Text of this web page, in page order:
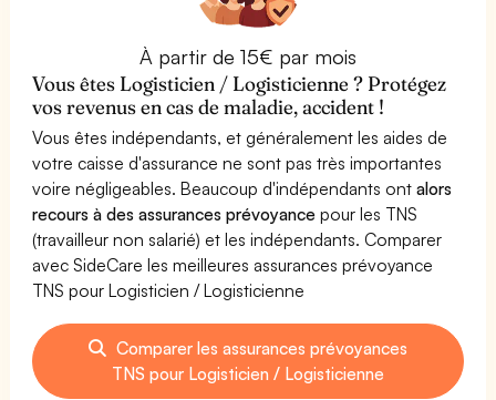
À partir de 15€ par mois
Vous êtes Logisticien / Logisticienne ? Protégez
vos revenus en cas de maladie, accident !
Vous êtes indépendants, et généralement les aides de
votre caisse d'assurance ne sont pas très importantes
voire négligeables. Beaucoup d'indépendants ontalors
recours à des assurances prévoyance pour les TNS
(travailleur non salarié) et les indépendants. Comparer
avec SideCare les meilleures assurances prévoyance
TNS pour Logisticien / Logisticienne
Comparer les assurances prévoyances
TNS pour Logisticien / Logisticienne